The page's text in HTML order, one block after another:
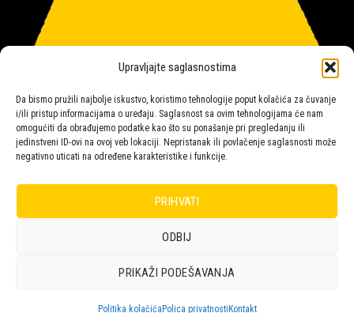
Upravljajte saglasnostima
Da bismo pružili najbolje iskustvo, koristimo tehnologije poput kolačića za čuvanje
i/ili pristup informacijama o uređaju. Saglasnost sa ovim tehnologijama će nam
omogućiti da obrađujemo podatke kao što su ponašanje pri pregledanju ili
jedinstveni ID-ovi na ovoj veb lokaciji. Nepristanak ili povlačenje saglasnosti može
negativno uticati na određene karakteristike i funkcije.
PRIHVATI
ODBIJ
PRIKAŽI PODEŠAVANJA
Politika kolačića Polica privatnosti Kontakt